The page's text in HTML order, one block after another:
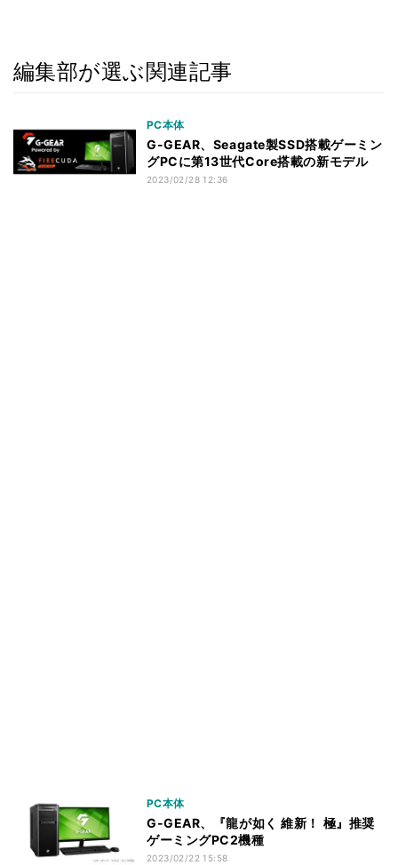
編集部が選ぶ関連記事
PC本体
G-GEAR、Seagate製SSD搭載ゲーミン
グPCに第13世代Core搭載の新モデル
2023/02/28 12:36
PC本体
G-GEAR、『龍が如く 維新！ 極』推奨
ゲーミングPC2機種
2023/02/22 15:58